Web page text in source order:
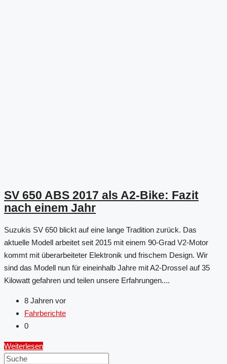
SV 650 ABS 2017 als A2-Bike: Fazit
nach einem Jahr
Suzukis SV 650 blickt auf eine lange Tradition zurück. Das
aktuelle Modell arbeitet seit 2015 mit einem 90-Grad V2-Motor
kommt mit überarbeiteter Elektronik und frischem Design. Wir
sind das Modell nun für eineinhalb Jahre mit A2-Drossel auf 35
Kilowatt gefahren und teilen unsere Erfahrungen....
8 Jahren vor
Fahrberichte
0
Weiterlesen